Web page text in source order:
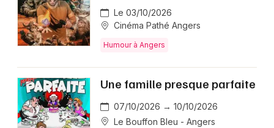
Le 03/10/2026
Cinéma Pathé Angers
Humour à Angers
Une famille presque parfaite
07/10/2026 → 10/10/2026
Le Bouffon Bleu - Angers